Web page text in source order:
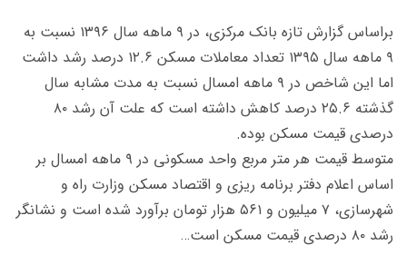
براساس گزارش تازه بانک مرکزی، در ۹ ماهه سال ۱۳۹۶ نسبت به
۹ ماهه سال ۱۳۹۵ تعداد معاملات مسکن ۱۲.۶ درصد رشد داشت
اما این شاخص در ۹ ماهه امسال نسبت به مدت مشابه سال
گذشته ۲۵.۶ درصد کاهش داشته است که علت آن رشد ۸۰
درصدی قیمت مسکن بوده.
متوسط قیمت هر متر مربع واحد مسکونی در ۹ ماهه امسال بر
اساس اعلام دفتر برنامه ریزی و اقتصاد مسکن وزارت راه و
شهرسازی، ۷ میلیون و ۵۶۱ هزار تومان برآورد شده است و نشانگر
رشد ۸۰ درصدی قیمت مسکن است…